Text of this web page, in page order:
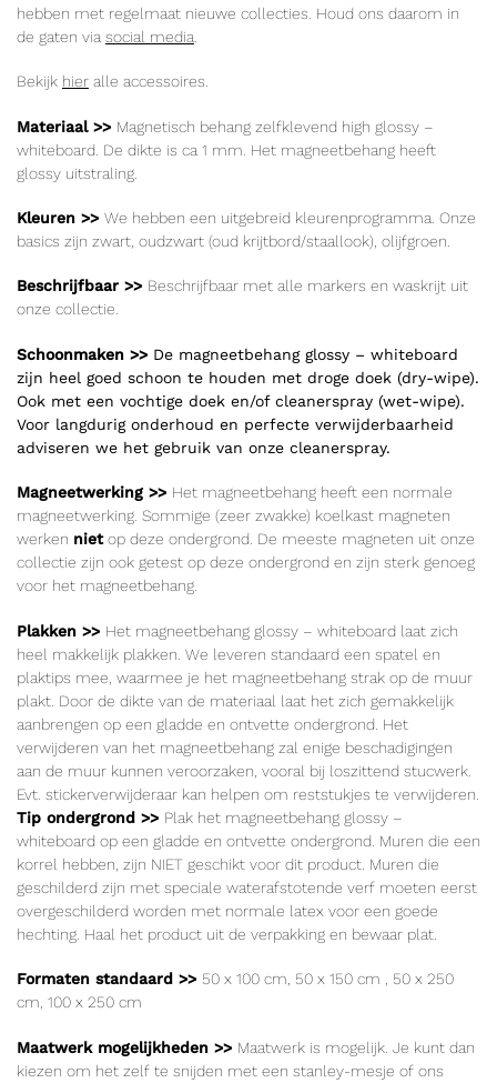
hebben met regelmaat nieuwe collecties. Houd ons daarom in
de gaten via social media
Bekijk hier alle accessoires.
Materiaal >> Magnetisch behang zelfklevend high glossy –
whiteboard. De dikte is ca 1 mm. Het magneetbehang heeft
glossy uitstraling.
Kleuren >> We hebben een uitgebreid kleurenprogramma. Onze
basics zijn zwart, oudzwart (oud krijtbord/staallook), olijfgroen.
Beschrijfbaar >> Beschrijfbaar met alle markers en waskrijt uit
onze collectie.
Schoonmaken >> De magneetbehang glossy – whiteboard
zijn heel goed schoon te houden met droge doek (dry-wipe).
Ook met een vochtige doek en/of cleanerspray (wet-wipe).
Voor langdurig onderhoud en perfecte verwijderbaarheid
adviseren we het gebruik van onze cleanerspray.
Magneetwerking >> Het magneetbehang heeft een normale
magneetwerking. Sommige (zeer zwakke) koelkast magneten
werken nietop deze ondergrond. De meeste magneten uit onze
collectie zijn ook getest op deze ondergrond en zijn sterk genoeg
voor het magneetbehang.
Plakken >> Het magneetbehang glossy – whiteboard laat zich
heel makkelijk plakken. We leveren standaard een spatel en
plaktips mee, waarmee je het magneetbehang strak op de muur
plakt. Door de dikte van de materiaal laat het zich gemakkelijk
aanbrengen op een gladde en ontvette ondergrond. Het
verwijderen van het magneetbehang zal enige beschadigingen
aan de muur kunnen veroorzaken, vooral bij loszittend stucwerk.
Evt. stickerverwijderaar kan helpen om reststukjes te verwijderen.
Tip ondergrond >> Plak het magneetbehang glossy –
whiteboard op een gladde en ontvette ondergrond. Muren die een
korrel hebben, zijn NIET geschikt voor dit product. Muren die
geschilderd zijn met speciale waterafstotende verf moeten eerst
overgeschilderd worden met normale latex voor een goede
hechting. Haal het product uit de verpakking en bewaar plat.
Formaten standaard >> 50 x 100 cm , 50 x 150 cm , 50 x 250
cm , 100 x 250 cm
Maatwerk mogelijkheden >> Maatwerk is mogelijk. Je kunt dan
kiezen om het zelf te snijden met een stanley-mesje of ons